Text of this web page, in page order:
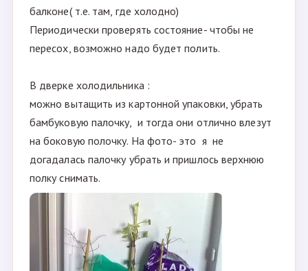
балконе( т.е. там, где холодно)
Периодически проверять состояние- чтобы не
пересох, возможно надо будет полить.
В дверке холодильника :
можно вытащить из картонной упаковки, убрать
бамбуковую палочку, и тогда они отлично влезут
на боковую полочку. На фото- это я не
догадалась палочку убрать и пришлось верхнюю
полку снимать.